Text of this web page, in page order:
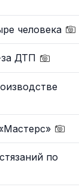
человека
за ДТП
по